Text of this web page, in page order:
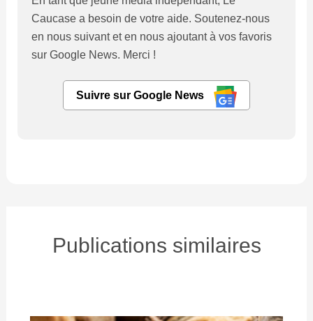
Caucase a besoin de votre aide. Soutenez-nous
en nous suivant et en nous ajoutant à vos favoris
sur Google News. Merci !
Suivre sur Google News
Publications similaires